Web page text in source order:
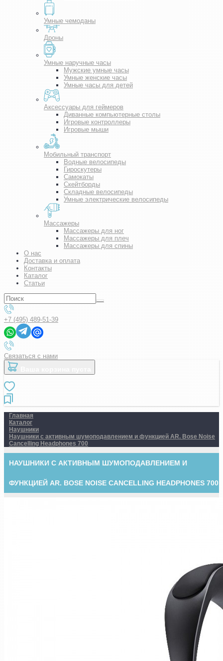
Умные чемоданы
Дроны
Умные наручные часы
Мужские умные часы
Умные женские часы
Умные часы для детей
Аксессуары для геймеров
Диванные компьютерные столы
Игровые контроллеры
Игровые мыши
Мобильный транспорт
Водные велосипеды
Гироскутеры
Самокаты
Скейтборды
Складные велосипеды
Умные электрические велосипеды
Массажеры
Массажеры для ног
Массажеры для плеч
Массажеры для спины
О нас
Доставка и оплата
Контакты
Каталог
Статьи
+7 (495) 489-51-39
Связаться с нами
Главная
Каталог
Наушники
Наушники с активным шумоподавлением и функцией AR. Bose Noise
Cancelling Headphones 700
НАУШНИКИ С АКТИВНЫМ ШУМОПОДАВЛЕНИЕМ И
ФУНКЦИЕЙ AR. BOSE NOISE CANCELLING HEADPHONES 700